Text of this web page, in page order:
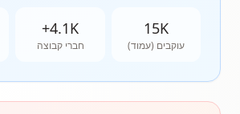
15K
עוקבים (עמוד)
4.1K+
חברי קבוצה